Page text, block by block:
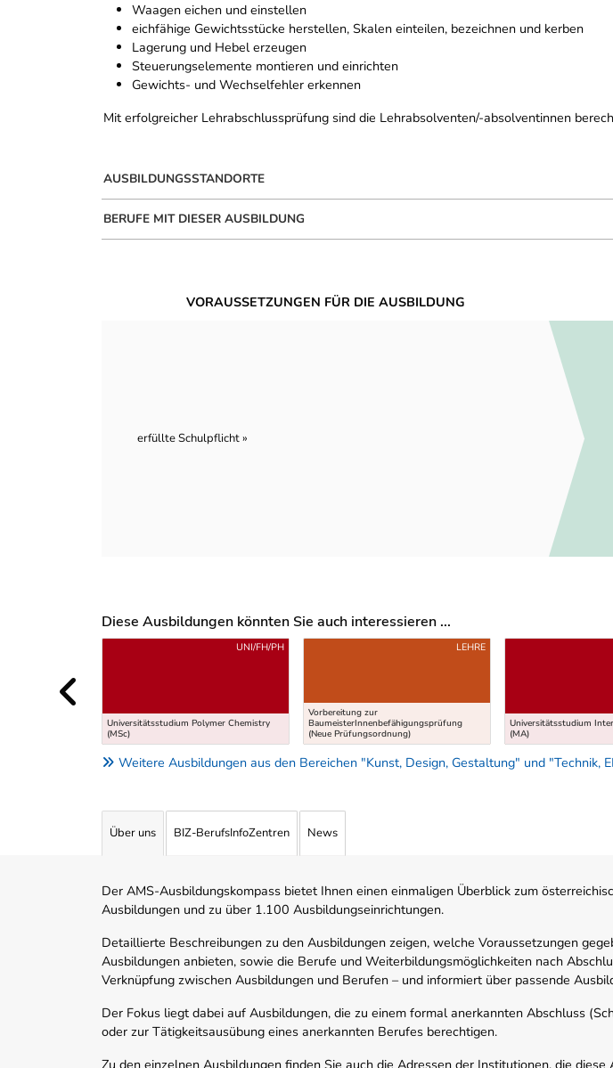
Waagen eichen und einstellen
eichfähige Gewichtsstücke herstellen, Skalen einteilen, bezeichnen und kerben
Lagerung und Hebel erzeugen
Steuerungselemente montieren und einrichten
Gewichts- und Wechselfehler erkennen
Mit erfolgreicher Lehrabschlussprüfung sind die Lehrabsolventen/-absolventinnen
AUSBILDUNGSSTANDORTE
BERUFE MIT DIESER AUSBILDUNG
VORAUSSETZUNGEN FÜR DIE AUSBILDUNG
erfüllte Schulpflicht »
Diese Ausbildungen könnten Sie auch interessieren ...
Uber weitere Ausbildungsvorschläge
Universitätsstudium Polymer Chemistry
(MSc)
UNI/FH/PH
Vorbereitung zur
BaumeisterInnenbefähigungsprüfung
(Neue Prüfungsordnung)
LEHRE
Universitätsstudium
(MA)
Weitere Ausbildungen aus den Bereichen "Kunst, Design, Gestaltung" und "Technik,
Über uns BIZ-BerufsInfoZentren News
Der AMS-Ausbildungskompass bietet Ihnen einen einmaligen Überblick zum
Ausbildungen und zu über 1.100 Ausbildungseinrichtungen.
Detaillierte Beschreibungen zu den Ausbildungen zeigen, welche Voraussetzungen
Ausbildungen anbieten, sowie die Berufe und Weiterbildungsmöglichkeiten nach
Verknüpfung zwischen Ausbildungen und Berufen – und informiert über passende
Der Fokus liegt dabei auf Ausbildungen, die zu einem formal anerkannten Abschluss
oder zur Tätigkeitsausübung eines anerkannten Berufes berechtigen.